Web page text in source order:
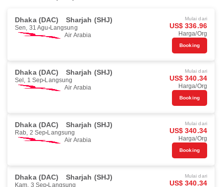
Dhaka (DAC) Sharjah (SHJ)
Sen, 31 Agu Langsung
Air Arabia
Mulai dari
US$ 336.96
Harga/Org
Booking
Dhaka (DAC) Sharjah (SHJ)
Sel, 1 Sep Langsung
Air Arabia
Mulai dari
US$ 340.34
Harga/Org
Booking
Dhaka (DAC) Sharjah (SHJ)
Rab, 2 Sep Langsung
Air Arabia
Mulai dari
US$ 340.34
Harga/Org
Booking
Dhaka (DAC) Sharjah (SHJ)
Kam, 3 Sep Langsung
Mulai dari
US$ 340.34